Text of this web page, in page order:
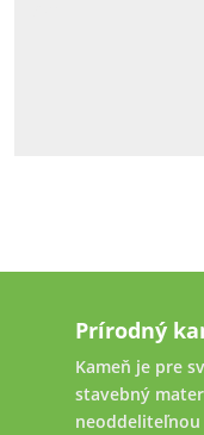
Prírodný
Kameň je pre
stavebný
neoddeliteľnou